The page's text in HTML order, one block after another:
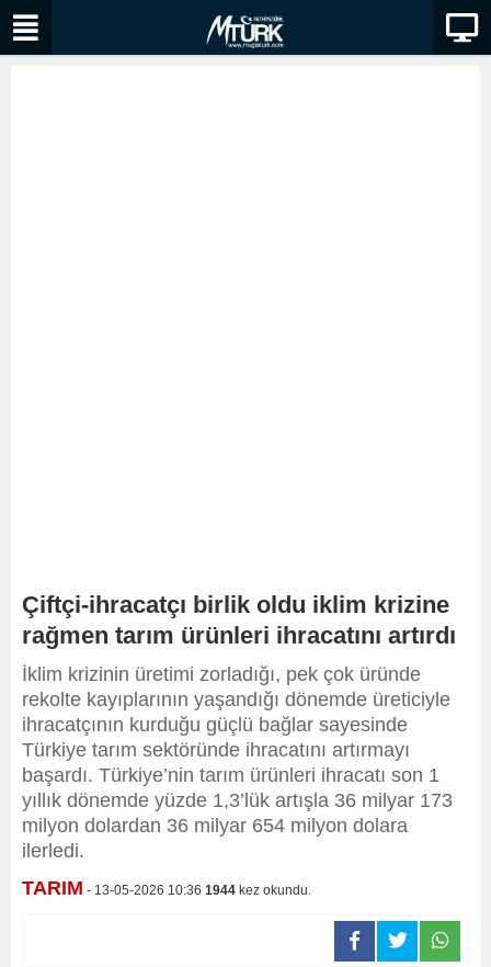
Çiftçi-ihracatçı birlik oldu iklim krizine
rağmen tarım ürünleri ihracatını artırdı
İklim krizinin üretimi zorladığı, pek çok üründe
rekolte kayıplarının yaşandığı dönemde üreticiyle
ihracatçının kurduğu güçlü bağlar sayesinde
Türkiye tarım sektöründe ihracatını artırmayı
başardı. Türkiye’nin tarım ürünleri ihracatı son 1
yıllık dönemde yüzde 1,3’lük artışla 36 milyar 173
milyon dolardan 36 milyar 654 milyon dolara
ilerledi.
TARIM - 13-05-2026 10:36 1944 kez okundu.